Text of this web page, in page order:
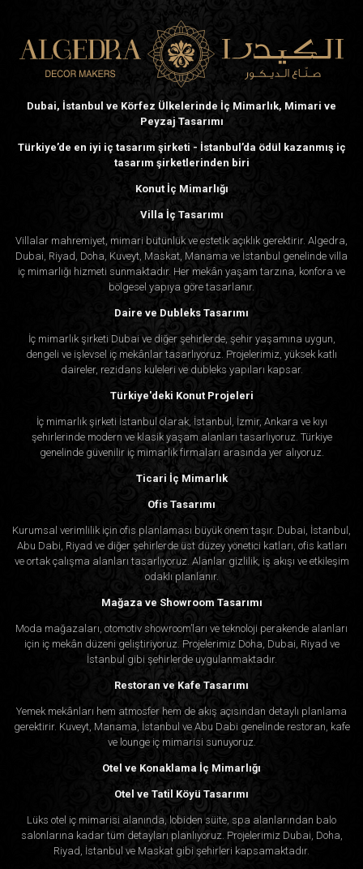
Dubai, İstanbul ve Körfez Ülkelerinde İç Mimarlık, Mimari ve
Peyzaj Tasarımı
Türkiye’de en iyi iç tasarım şirketi - İstanbul’da ödül kazanmış iç
tasarım şirketlerinden biri
Konut İç Mimarlığı
Villa İç Tasarımı
Villalar mahremiyet, mimari bütünlük ve estetik açıklık gerektirir. Algedra,
Dubai, Riyad, Doha, Kuveyt, Maskat, Manama ve İstanbul genelinde villa
iç mimarlığı hizmeti sunmaktadır. Her mekân yaşam tarzına, konfora ve
bölgesel yapıya göre tasarlanır.
Daire ve Dubleks Tasarımı
İç mimarlık şirketi Dubai ve diğer şehirlerde, şehir yaşamına uygun,
dengeli ve işlevsel iç mekânlar tasarlıyoruz. Projelerimiz, yüksek katlı
daireler, rezidans kuleleri ve dubleks yapıları kapsar.
Türkiye'deki Konut Projeleri
İç mimarlık şirketi İstanbul olarak, İstanbul, İzmir, Ankara ve kıyı
şehirlerinde modern ve klasik yaşam alanları tasarlıyoruz. Türkiye
genelinde güvenilir iç mimarlık firmaları arasında yer alıyoruz.
Ticari İç Mimarlık
Ofis Tasarımı
Kurumsal verimlilik için ofis planlaması büyük önem taşır. Dubai, İstanbul,
Abu Dabi, Riyad ve diğer şehirlerde üst düzey yönetici katları, ofis katları
ve ortak çalışma alanları tasarlıyoruz. Alanlar gizlilik, iş akışı ve etkileşim
odaklı planlanır.
Mağaza ve Showroom Tasarımı
Moda mağazaları, otomotiv showroom’ları ve teknoloji perakende alanları
için iç mekân düzeni geliştiriyoruz. Projelerimiz Doha, Dubai, Riyad ve
İstanbul gibi şehirlerde uygulanmaktadır.
Restoran ve Kafe Tasarımı
Yemek mekânları hem atmosfer hem de akış açısından detaylı planlama
gerektirir. Kuveyt, Manama, İstanbul ve Abu Dabi genelinde restoran, kafe
ve lounge iç mimarisi sunuyoruz.
Otel ve Konaklama İç Mimarlığı
Otel ve Tatil Köyü Tasarımı
Lüks otel iç mimarisi alanında, lobiden süite, spa alanlarından balo
salonlarına kadar tüm detayları planlıyoruz. Projelerimiz Dubai, Doha,
Riyad, İstanbul ve Maskat gibi şehirleri kapsamaktadır.